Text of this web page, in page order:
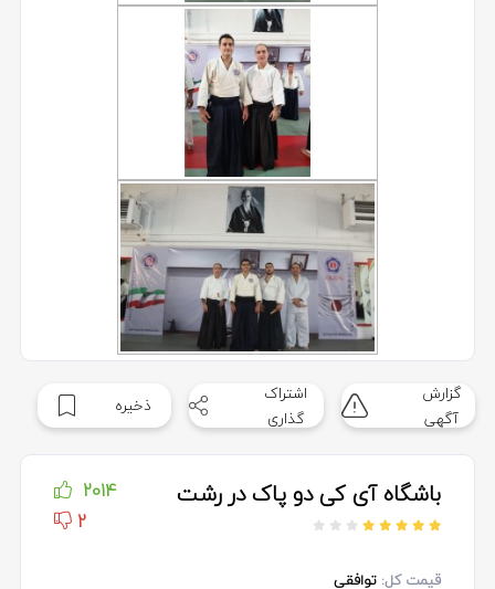
گزارش
آگهی
اشتراک
گذاری
ذخیره
باشگاه آی کی دو پاک در رشت
2014
2
قیمت کل: توافقی